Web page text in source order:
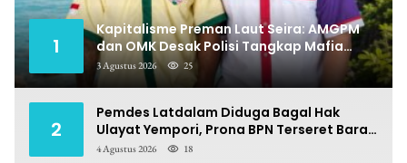
1
Kapitalisme Preman Laut Seira: AMGPM
dan OMK Desak Polisi Tangkap Mafia
Pungli
3 Agustus 2026 25
2
Pemdes Latdalam Diduga Bagal Hak
Ulayat Yempori, Prona BPN Terseret Bara
Sengketa
4 Agustus 2026 18